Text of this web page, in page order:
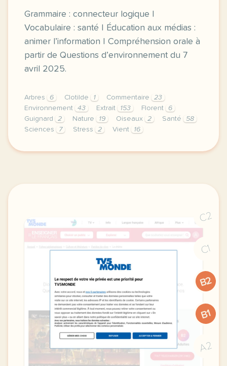
Grammaire : connecteur logique |
Vocabulaire : santé | Éducation aux médias :
animer l’information | Compréhension orale à
partir de Questions d’environnement du 7
avril 2025.
Arbres 6 Clotilde 1 Commentaire
23
Environnement
43 Extrait 153 Florent
6
Guignard
2 Nature 19 Oiseaux 2 Santé
58
Sciences
7 Stress 2 Vient 16
exercice c1 c2 comment les oiseaux et les
C2
C1
B2
B1
A2